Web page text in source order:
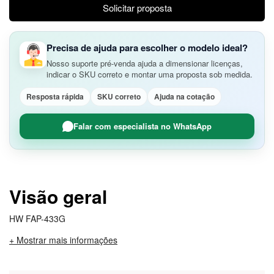
Solicitar proposta
Precisa de ajuda para escolher o modelo ideal?
Nosso suporte pré-venda ajuda a dimensionar licenças,
indicar o SKU correto e montar uma proposta sob medida.
Resposta rápida SKU correto Ajuda na cotação
Falar com especialista no WhatsApp
Visão geral
HW FAP-433G
+ Mostrar mais informações